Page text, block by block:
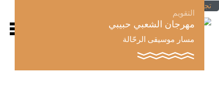
تجاوز إلى المحتوى الرئيسي
التقويم
مهرجان الشعبي حبيبي
مسار موسيقى الرحّالة